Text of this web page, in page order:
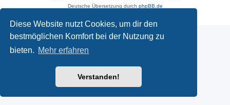
Diese Website nutzt Cookies, um dir den
bestmöglichen Komfort bei der Nutzung zu
bieten. Mehr erfahren
Verstanden!
Deutsche Übersetzung durch phpBB.de